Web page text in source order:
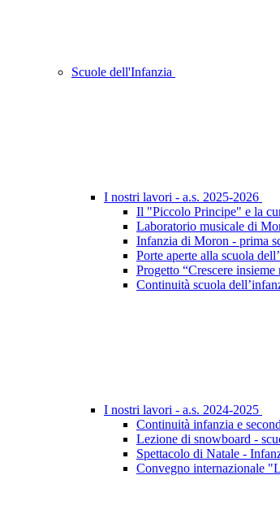
Scuole dell'Infanzia
I nostri lavori - a.s. 2025-2026
Il "Piccolo Principe" e la
Laboratorio musicale di
Infanzia di Moron - prima
Porte aperte alla scuola
Progetto “Crescere insieme
Continuità scuola
I nostri lavori - a.s. 2024-2025
Continuità infanzia e
Lezione di snowboard -
Spettacolo di Natale -
Convegno internazionale